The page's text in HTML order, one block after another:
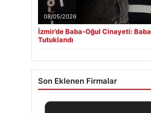
08/05/2026
İzmir’de Baba-Oğul Cinayeti: Baba
Tutuklandı
Son Eklenen Firmalar